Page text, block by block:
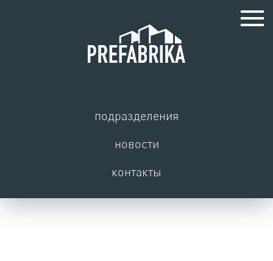
подразделения
новости
контакты